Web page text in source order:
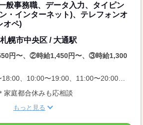
事務職、データ入力、タイピン
・インターネット)、テレフォンオ
オペ)
幌市中央区 / 大通駅
円〜、②時給1,450円〜、③時給1,300
家庭都合休みも応相談
もっと見る